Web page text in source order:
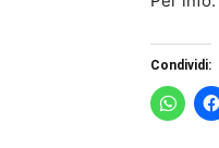
Condividi: